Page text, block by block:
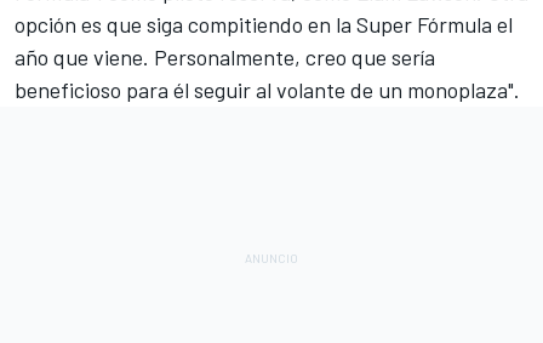
opción es que siga compitiendo en la Super Fórmula el
año que viene. Personalmente, creo que sería
beneficioso para él seguir al volante de un monoplaza".